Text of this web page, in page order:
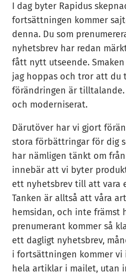
I dag byter Rapidus
fortsättningen kommer
denna. Du som
nyhetsbrev har redan
fått nytt utseende.
jag hoppas och tror att du
förändringen är
och moderniserat.
Därutöver har vi gjort
stora förbättringar för dig
har nämligen tänkt om
innebär att vi byter
ett nyhetsbrev till att vara
Tanken är alltså att våra
hemsidan, och inte främst
prenumerant kommer så
ett dagligt nyhetsbrev,
i fortsättningen kommer
hela artiklar i mailet, utan